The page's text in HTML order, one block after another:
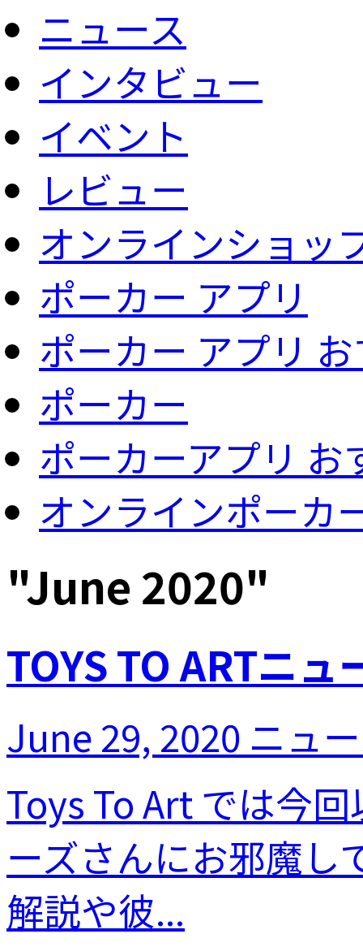
ニュース
インタビュー
イベント
レビュー
オンラインショッ
ポーカー アプリ
ポーカー アプリ
ポーカー
ポーカーアプリ お
オンラインポーカ
"June 2020"
TOYS TO ARTニュ
June 29, 2020 ニュ
Toys To Art では今
ーズさんにお邪魔し
解説や彼...